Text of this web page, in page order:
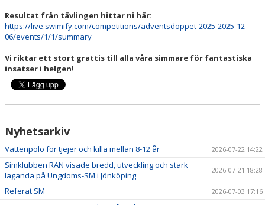
Resultat från tävlingen hittar ni här:
https://live.swimify.com/competitions/adventsdoppet-2025-2025-12-
06/events/1/1/summary
Vi riktar ett stort grattis till alla våra simmare för fantastiska
insatser i helgen!
Nyhetsarkiv
Vattenpolo för tjejer och killa mellan 8-12 år 2026-07-22 14:22
Simklubben RAN visade bredd, utveckling och stark
laganda på Ungdoms-SM i Jönköping
2026-07-21 18:28
Referat SM 2026-07-03 17:16